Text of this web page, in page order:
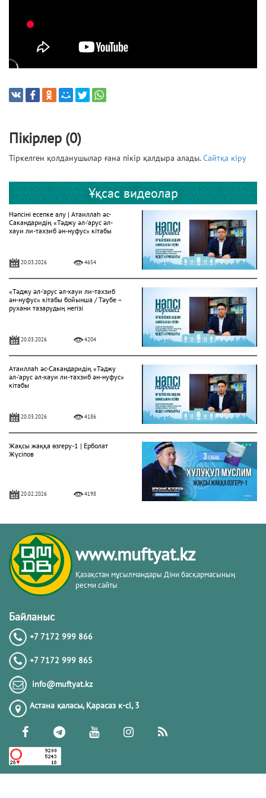
Пікірлер (0)
Тіркелген қолданушылар ғана пікір қалдыра алады.Сайтқа кіру
Ұқсас видеолар
Нәпсіні есепке алу | Атаиллаһ әс-
Сакандаридің «Тәджу әл-‘арус әл-
хауи ли-тахзиб ән-нуфус» кітабы
20.03.2026 4654
«Тәджу әл-‘арус әл-хауи ли-тахзиб
ән-нуфус» кітабы бойынша / Тәубе –
рухани тазарудың негізі
20.03.2026 4204
Атаиллаһ әс-Сакандаридің «Тәджу
әл-‘арус әл-хауи ли-тахзиб ән-нуфус»
кітабы
20.03.2026 4186
Жақсы жаққа өзгеру-1 | Ерболат
Жүсіпов
20.02.2026 4198
Жүрек сырлары 2-дәріс. Тәубе
тақырыбы. Әр-рисала әл-Қушайрия
кітабы негізінде
20.02.2026
20.02.2026
РАМАЗАН – РАХЫМ, КЕШІРІМ ЖӘНЕ
ТОЗАҚТАН ҚҰТЫЛУ АЙЫ
19.02.2026 7401
РАМАЗАН ҚАРСАҢЫНДАҒЫ
www.muftyat.kz
Қазақстан мұсылмандары Діни басқармасының
ресми сайты
Байланыс
+7 7172 999 866
+7 7172 999 865
info@muftyat.kz
Астана қаласы, Қарасаз к-сi, 3